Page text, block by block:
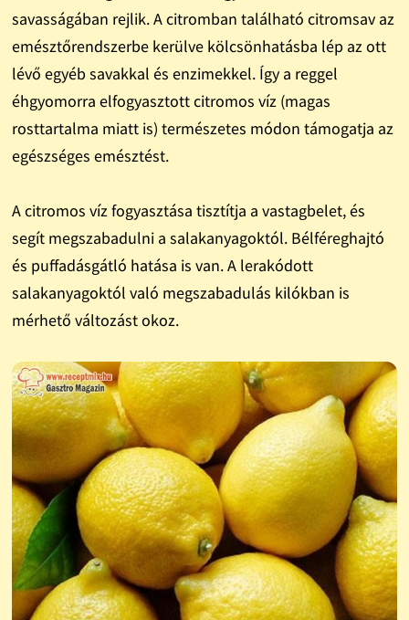
savasságában rejlik. A citromban található citromsav az
emésztőrendszerbe kerülve kölcsönhatásba lép az ott
lévő egyéb savakkal és enzimekkel. Így a reggel
éhgyomorra elfogyasztott citromos víz (magas
rosttartalma miatt is) természetes módon támogatja az
egészséges emésztést.
A citromos víz fogyasztása tisztítja a vastagbelet, és
segít megszabadulni a salakanyagoktól. Bélféreghajtó
és puffadásgátló hatása is van. A lerakódott
salakanyagoktól való megszabadulás kilókban is
mérhető változást okoz.